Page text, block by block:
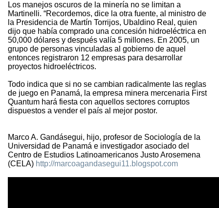
Los manejos oscuros de la minería no se limitan a
Martinelli. “Recordemos, dice la otra fuente, al ministro de
la Presidencia de Martín Torrijos, Ubaldino Real, quien
dijo que había comprado una concesión hidroeléctrica en
50,000 dólares y después valía 5 millones. En 2005, un
grupo de personas vinculadas al gobierno de aquel
entonces registraron 12 empresas para desarrollar
proyectos hidroeléctricos.
Todo indica que si no se cambian radicalmente las reglas
de juego en Panamá, la empresa minera mercenaria First
Quantum hará fiesta con aquellos sectores corruptos
dispuestos a vender el país al mejor postor.
Marco A. Gandásegui, hijo, profesor de Sociología de la
Universidad de Panamá e investigador asociado del
Centro de Estudios Latinoamericanos Justo Arosemena
(CELA) http://marcoagandasegui11.blogspot.com